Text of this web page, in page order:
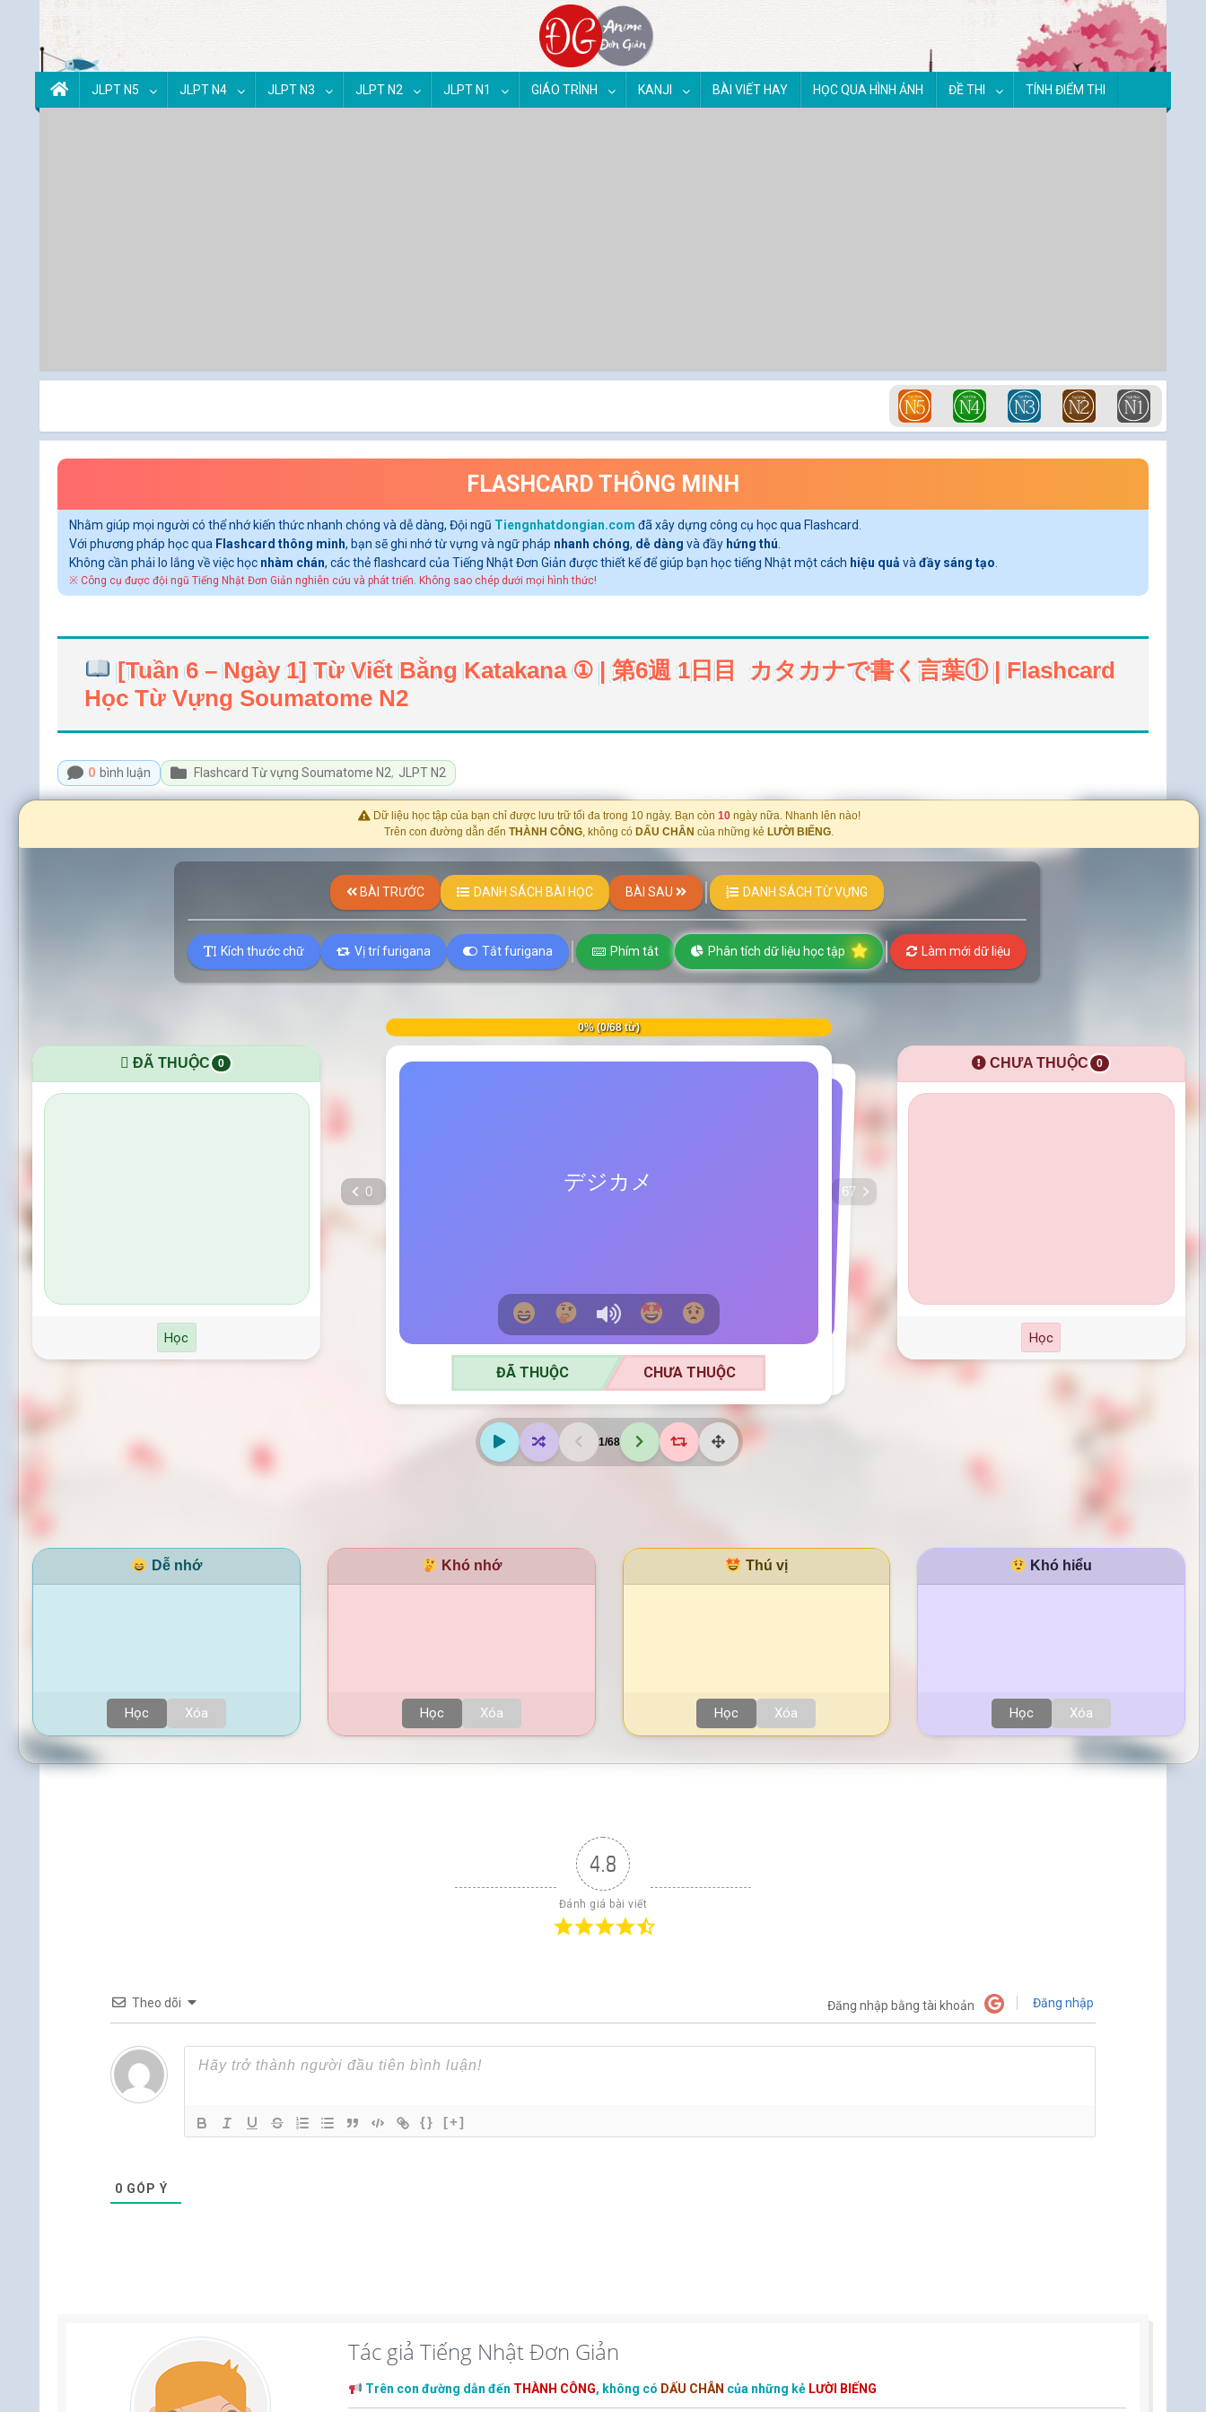
JLPT N5 JLPT N4 JLPT N3 JLPT N2 JLPT N1 GIÁO TRÌNH KANJI BÀI VIẾT HAY HỌC QUA HÌNH ẢNH ĐỀ THI TÍNH ĐIỂM THI
FLASHCARD THÔNG MINH
Nhằm giúp mọi người có thể nhớ kiến thức nhanh chóng và dễ dàng, Đội ngũ Tiengnhatdongian.com đã xây dựng công cụ học qua Flashcard.
Với phương pháp học qua Flashcard thông minh, bạn sẽ ghi nhớ từ vựng và ngữ pháp nhanh chóng, dễ dàng và đầy hứng thú.
Không cần phải lo lắng về việc học nhàm chán, các thẻ flashcard của Tiếng Nhật Đơn Giản được thiết kế để giúp bạn học tiếng Nhật một cách hiệu quả vàđầy sáng tạo.
※ Công cụ được đội ngũ Tiếng Nhật Đơn Giản nghiên cứu và phát triển. Không sao chép dưới mọi hình thức!
[Tuần 6 – Ngày 1] Từ Viết Bằng Katakana ① | 第6週 1日目 カタカナで書く言葉① | Flashcard
Học Từ Vựng Soumatome N2
0 bình luận Flashcard Từ vựng Soumatome N2, JLPT N2
Dữ liệu học tập của bạn chỉ được lưu trữ tối đa trong 10 ngày. Bạn còn 10ngày nữa. Nhanh lên nào!
Trên con đường dẫn đếnTHÀNH CÔNG, không có DẤU CHÂN của những kẻ LƯỜI BIẾNG.
BÀI TRƯỚC DANH SÁCH BÀI HỌC BÀI SAU DANH SÁCH TỪ VỰNG
Kích thước chữ Vị trí furigana Tắt furigana Phím tắt Phân tích dữ liệu học tập Làm mới dữ liệu
ĐÃ THUỘC 0
Học
0% (0/68 từ)
デジカメ
máy chụp ảnh kĩ thuật số
ĐÃ THUỘC CHƯA THUỘC
デジタルカメラ
máy chụp ảnh kĩ thuật số
ĐÃ THUỘC CHƯA THUỘC
1/68
0 67
CHƯA THUỘC 0
Học
Dễ nhớ
Học Xóa
Khó nhớ
Học Xóa
Thú vị
Học Xóa
Khó hiểu
Học Xóa
4.8
Đánh giá bài viết
Theo dõi Đăng nhập bằng tài khoản Đăng nhập
{} [+]
0 GÓP Ý
Tác giả Tiếng Nhật Đơn Giản
Trên con đường dẫn đến THÀNH CÔNG, không có DẤU CHÂN của những kẻ LƯỜI BIẾNG